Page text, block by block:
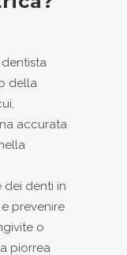
della
accurata
dei denti in
prevenire
o
piorrea